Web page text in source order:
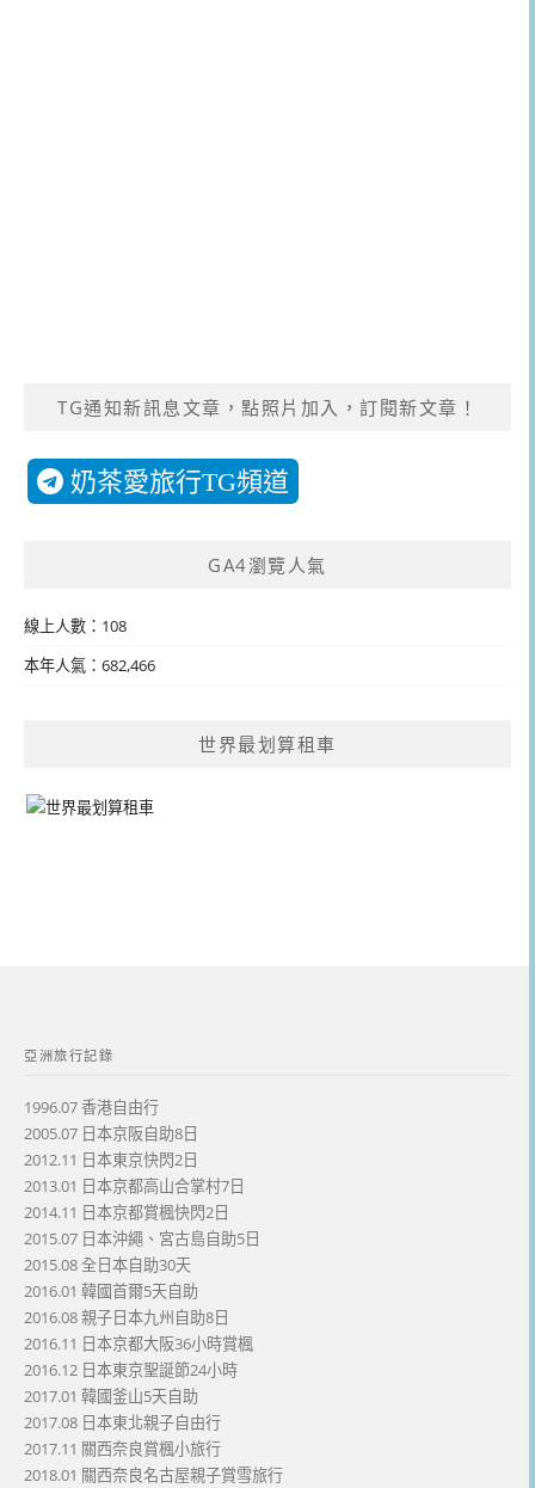
TG通知新訊息文章，點照片加入，訂閱新文章！
奶茶愛旅行TG頻道
GA4瀏覽人氣
線上人數：108
本年人氣：682,466
世界最划算租車
亞洲旅行記錄
1996.07 香港自由行
2005.07 日本京阪自助8日
2012.11 日本東京快閃2日
2013.01 日本京都高山合掌村7日
2014.11 日本京都賞楓快閃2日
2015.07 日本沖繩、宮古島自助5日
2015.08 全日本自助30天
2016.01 韓國首爾5天自助
2016.08 親子日本九州自助8日
2016.11 日本京都大阪36小時賞楓
2016.12 日本東京聖誕節24小時
2017.01 韓國釜山5天自助
2017.08 日本東北親子自由行
2017.11 關西奈良賞楓小旅行
2018.01 關西奈良名古屋親子賞雪旅行